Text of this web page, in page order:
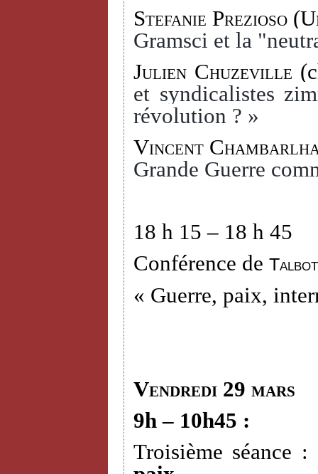
Stefanie Prezioso
Gramsci et la
Julien Chuzeville
et syndicalistes
révolution ? »
Vincent
Grande Guerre
18 h 15 – 18 h 45
Conférence de
« Guerre, paix,
Vendredi 29 mars
9h – 10h45 :
Troisième séance :